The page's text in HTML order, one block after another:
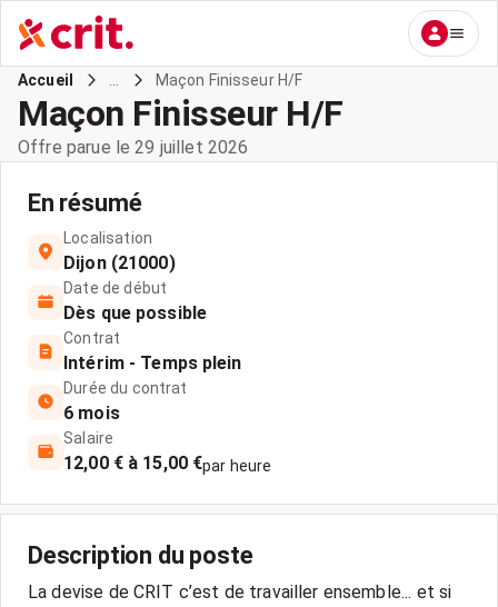
Accueil Maçon Finisseur H/F
Maçon Finisseur H/F
Offre parue le 29 juillet 2026
En résumé
Localisation
Dijon (21000)
Date de début
Dès que possible
Contrat
Intérim - Temps plein
Durée du contrat
6 mois
Salaire
12,00 € à 15,00 €par heure
Description du poste
La devise de CRIT c’est de travailler ensemble... et si